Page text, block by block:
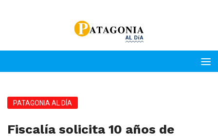
PATAGONIA AL DÍA
Fiscalía solicita 10 años de